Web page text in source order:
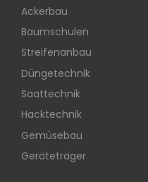
Ackerbau
Baumschulen
Streifenanbau
Düngetechnik
Saattechnik
Hacktechnik
Gemüsebau
Geräteträger